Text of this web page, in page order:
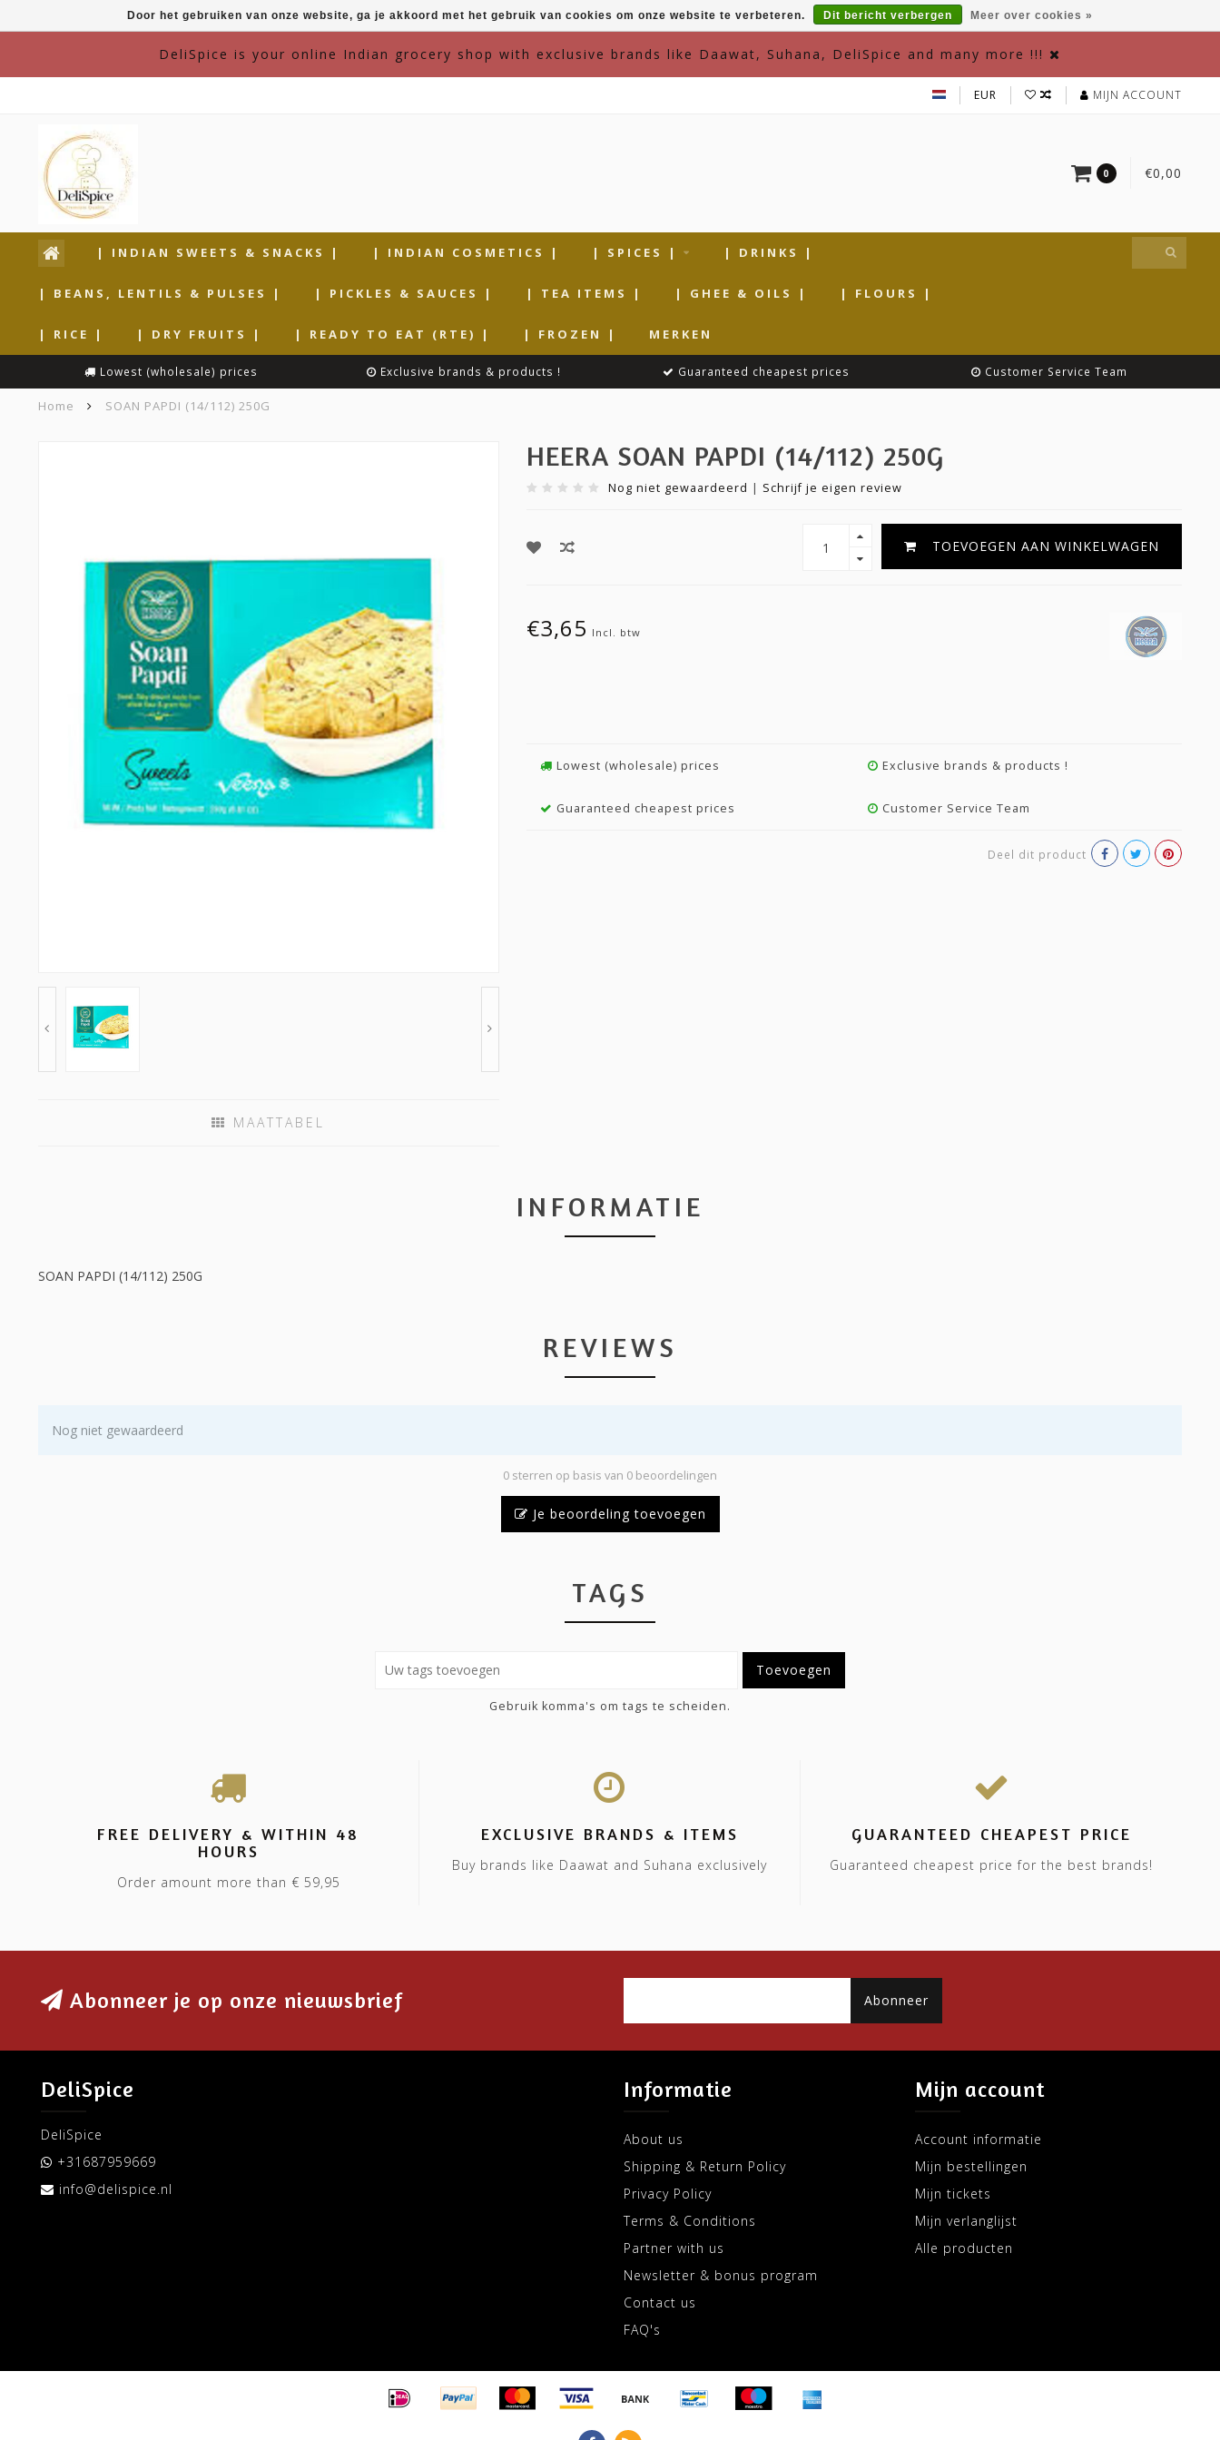
DeliSpice is your online Indian grocery shop with exclusive brands like Daawat, Suhana, DeliSpice and many more !!!
EUR MIJN ACCOUNT
0 €0,00
| INDIAN SWEETS & SNACKS | | INDIAN COSMETICS | | SPICES | | DRINKS |
| BEANS, LENTILS & PULSES | | PICKLES & SAUCES | | TEA ITEMS | | GHEE & OILS | | FLOURS |
| RICE | | DRY FRUITS | | READY TO EAT (RTE) | | FROZEN | MERKEN
Lowest (wholesale) prices Exclusive brands & products ! Guaranteed cheapest prices Customer Service Team
Home SOAN PAPDI (14/112) 250G
MAATTABEL
HEERA SOAN PAPDI (14/112) 250G
Nog niet gewaardeerd | Schrijf je eigen review
TOEVOEGEN AAN WINKELWAGEN
€3,65 Incl. btw
Lowest (wholesale) prices Exclusive brands & products !
Guaranteed cheapest prices Customer Service Team
Deel dit product
INFORMATIE
SOAN PAPDI (14/112) 250G
REVIEWS
Nog niet gewaardeerd
0 sterren op basis van 0 beoordelingen
Je beoordeling toevoegen
TAGS
Toevoegen
Gebruik komma's om tags te scheiden.
Door het gebruiken van onze website, ga je akkoord met het gebruik van cookies om onze website te verbeteren. Dit bericht verbergen Meer over cookies »
FREE DELIVERY & WITHIN 48
HOURS
Order amount more than € 59,95
EXCLUSIVE BRANDS & ITEMS
Buy brands like Daawat and Suhana exclusively
GUARANTEED CHEAPEST PRICE
Guaranteed cheapest price for the best brands!
Abonneer je op onze nieuwsbrief Abonneer
DeliSpice
DeliSpice
+31687959669
info@delispice.nl
Informatie
About us
Shipping & Return Policy
Privacy Policy
Terms & Conditions
Partner with us
Newsletter & bonus program
Contact us
FAQ's
Mijn account
Account informatie
Mijn bestellingen
Mijn tickets
Mijn verlanglijst
Alle producten